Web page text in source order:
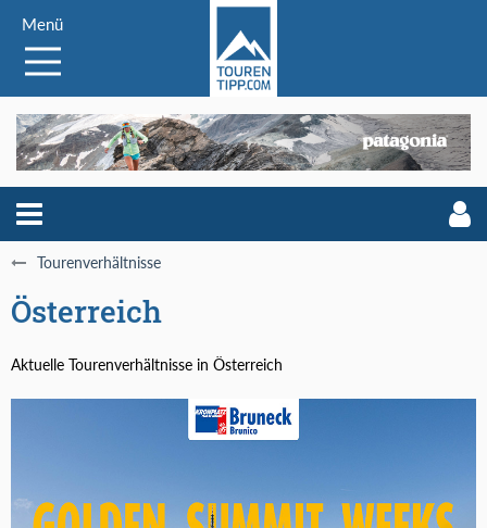
Menü
Tourenverhältnisse
Österreich
Aktuelle Tourenverhältnisse in Österreich